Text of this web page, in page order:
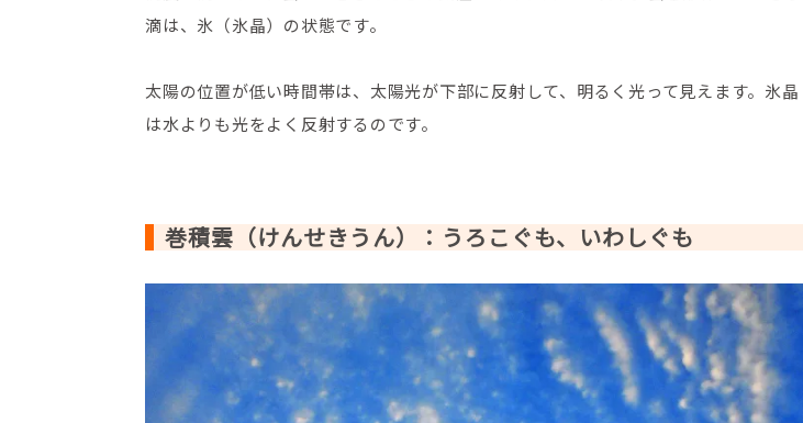
滴は、氷（氷晶）の状態です。
太陽の位置が低い時間帯は、太陽光が下部に反射して、明るく光って見えます。氷晶
は水よりも光をよく反射するのです。
巻積雲（けんせきうん）：うろこぐも、いわしぐも